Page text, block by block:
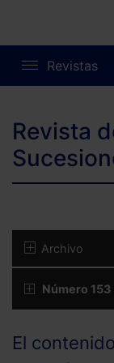
Revistas
Revista
Archivo
Número 153
El